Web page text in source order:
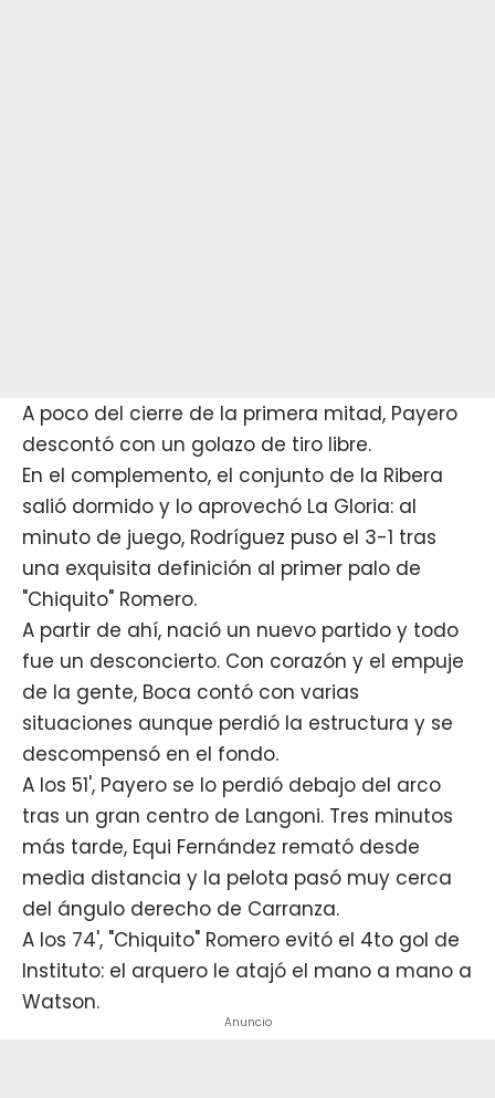
A poco del cierre de la primera mitad, Payero
descontó con un golazo de tiro libre.
En el complemento, el conjunto de la Ribera
salió dormido y lo aprovechó La Gloria: al
minuto de juego, Rodríguez puso el 3-1 tras
una exquisita definición al primer palo de
"Chiquito" Romero.
A partir de ahí, nació un nuevo partido y todo
fue un desconcierto. Con corazón y el empuje
de la gente, Boca contó con varias
situaciones aunque perdió la estructura y se
descompensó en el fondo.
A los 51', Payero se lo perdió debajo del arco
tras un gran centro de Langoni. Tres minutos
más tarde, Equi Fernández remató desde
media distancia y la pelota pasó muy cerca
del ángulo derecho de Carranza.
A los 74', "Chiquito" Romero evitó el 4to gol de
Instituto: el arquero le atajó el mano a mano a
Watson.
Anuncio